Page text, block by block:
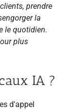
prendre
la
le quotidien.
plus
IA ?
d'appel